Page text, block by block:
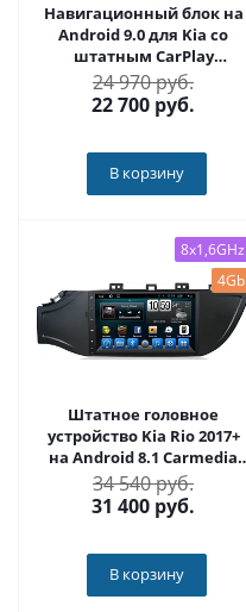
Навигационный блок на
Android 9.0 для Kia со
штатным CarPlay
CARMEDIA AS-CP31
24 970 руб.
22 700 руб.
В корзину
8x1,6GHz
4Gb
Штатное головное
устройство Kia Rio 2017+
на Android 8.1 Carmedia
YR-9106-S9
34 540 руб.
31 400 руб.
В корзину